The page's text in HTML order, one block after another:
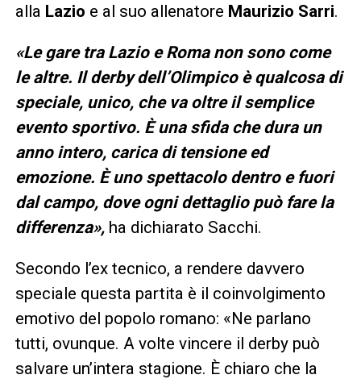
alla Lazio e al suo allenatore Maurizio Sarri.
«Le gare tra Lazio e Roma non sono come
le altre. Il derby dell’Olimpico è qualcosa di
speciale, unico, che va oltre il semplice
evento sportivo. È una sfida che dura un
anno intero, carica di tensione ed
emozione. È uno spettacolo dentro e fuori
dal campo, dove ogni dettaglio può fare la
differenza», ha dichiarato Sacchi.
Secondo l’ex tecnico, a rendere davvero
speciale questa partita è il coinvolgimento
emotivo del popolo romano: «Ne parlano
tutti, ovunque. A volte vincere il derby può
salvare un’intera stagione. È chiaro che la